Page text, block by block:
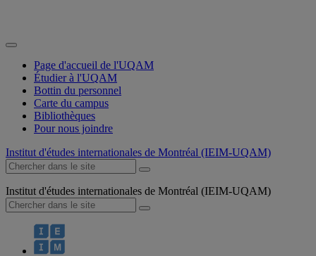
Page d'accueil de l'UQAM
Étudier à l'UQAM
Bottin du personnel
Carte du campus
Bibliothèques
Pour nous joindre
Institut d'études internationales de Montréal (IEIM-UQAM)
Institut d'études internationales de Montréal (IEIM-UQAM)